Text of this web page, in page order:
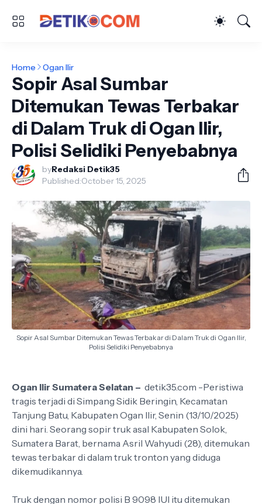
Home Ogan Ilir
Sopir Asal Sumbar
Ditemukan Tewas Terbakar
di Dalam Truk di Ogan Ilir,
Polisi Selidiki Penyebabnya
byRedaksi Detik35
Published:October 15, 2025
Sopir Asal Sumbar Ditemukan Tewas Terbakar di Dalam Truk di Ogan Ilir,
Polisi Selidiki Penyebabnya
Ogan Ilir Sumatera Selatan – detik35.com -Peristiwa
tragis terjadi di Simpang Sidik Beringin, Kecamatan
Tanjung Batu, Kabupaten Ogan Ilir, Senin (13/10/2025)
dini hari. Seorang sopir truk asal Kabupaten Solok,
Sumatera Barat, bernama Asril Wahyudi (28), ditemukan
tewas terbakar di dalam truk tronton yang diduga
dikemudikannya.
Truk dengan nomor polisi B 9098 IUI itu ditemukan